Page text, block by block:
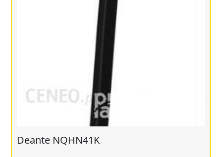
Deante NQHN41K